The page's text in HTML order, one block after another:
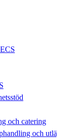
och catering
och